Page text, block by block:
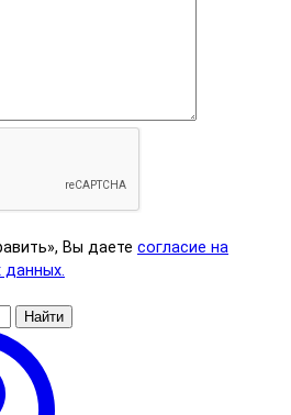
Вы даете согласие на
данных.
Найти